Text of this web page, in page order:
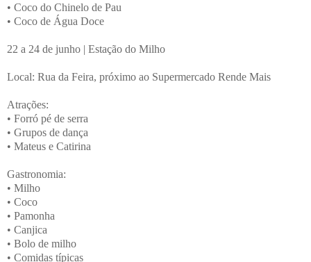
• Coco do Chinelo de Pau
• Coco de Água Doce
22 a 24 de junho | Estação do Milho
Local: Rua da Feira, próximo ao Supermercado Rende Mais
Atrações:
• Forró pé de serra
• Grupos de dança
• Mateus e Catirina
Gastronomia:
• Milho
• Coco
• Pamonha
• Canjica
• Bolo de milho
• Comidas típicas